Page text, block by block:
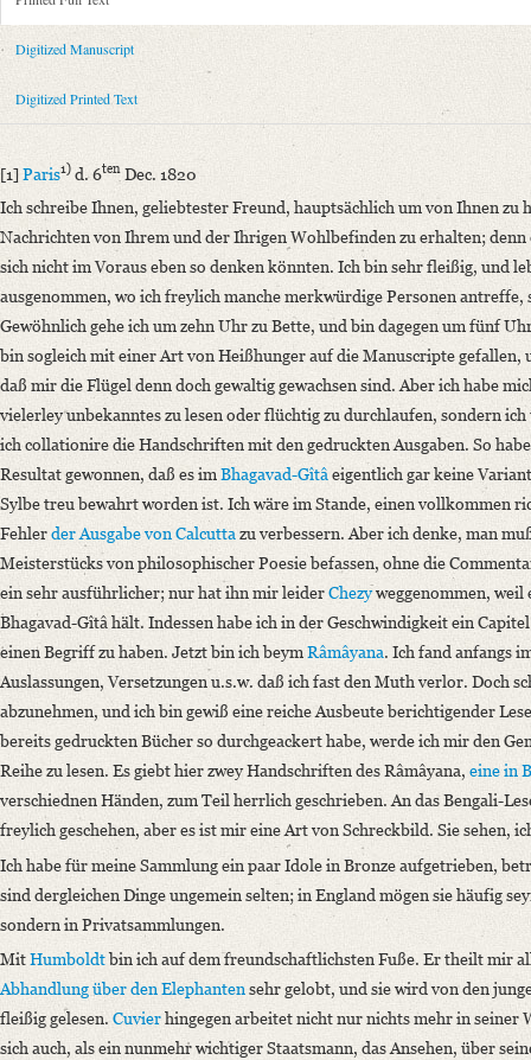
Sender: August Wilhelm von Schlegel
Recipient: Karl Josef Hieronymus Windischmann
Place of Dispatch: Paris
Place of Destination: Bonn
Notations: Absende- und Empfangsort erschlossen.
Printed Text
Provider: Dresden, Sächsische Landesbibliothek - Staats- und
OAI Id: 343347008
Bibliography: Briefe von und an August Wilhelm Schlegel.
Incipit: „[1] Paris1) d. 6ten Dec. 1820
Ich schreibe Ihnen, geliebtester Freund, hauptsächlich um von Ihnen
Manuscript
Provider: Dresden, Sächsische Landesbibliothek - Staats- und
OAI Id: DE-611-37212
Classification Number: Mscr.Dresd.e.90,XX,Bd.8,Nr.76(1)
Number of Pages: 4 S. auf Doppelbl., hs.
Format: 23,2 x 18,7 cm
Language
German
Digitized Manuscript
Digitized Printed Text
[1]Paris1) d. 6ten Dec. 1820
Ich schreibe Ihnen, geliebtester Freund, hauptsächlich um von Ihnen
Nachrichten von Ihrem und der Ihrigen Wohlbefinden zu erhalten; denn
sich nicht im Voraus eben so denken könnten. Ich bin sehr fleißig, und
ausgenommen, wo ich freylich manche merkwürdige Personen antreffe,
Gewöhnlich gehe ich um zehn Uhr zu Bette, und bin dagegen um fünf
bin sogleich mit einer Art von Heißhunger auf die Manuscripte gefallen,
daß mir die Flügel denn doch gewaltig gewachsen sind. Aber ich habe
vielerley unbekanntes zu lesen oder flüchtig zu durchlaufen, sondern
ich collationire die Handschriften mit den gedruckten Ausgaben. So
Resultat gewonnen, daß es imBhagavad-Gîtâ eigentlich gar keine
Sylbe treu bewahrt worden ist. Ich wäre im Stande, einen vollkommen
Fehlerder Ausgabe vonCalcutta zu verbessern. Aber ich denke, man
Meisterstücks von philosophischer Poesie befassen, ohne die
ein sehr ausführlicher; nur hat ihn mir leiderChezyweggenommen, weil
Bhagavad-Gîtâ hält. Indessen habe ich in der Geschwindigkeit ein
einen Begriff zu haben. Jetzt bin ich beymRâmâyana. Ich fand anfangs
Auslassungen, Versetzungen u.s.w. daß ich fast den Muth verlor. Doch
abzunehmen, und ich bin gewiß eine reiche Ausbeute berichtigender
bereits gedruckten Bücher so durchgeackert habe, werde ich mir den
Reihe zu lesen. Es giebt hier zwey Handschriften des Râmâyana, eine in
verschiednen Händen, zum Teil herrlich geschrieben. An das Bengali-
freylich geschehen, aber es ist mir eine Art von Schreckbild. Sie sehen,
Ich habe für meine Sammlung ein paar Idole in Bronze aufgetrieben,
sind dergleichen Dinge ungemein selten; in England mögen sie häufig
sondern in Privatsammlungen.
MitHumboldtbin ich auf dem freundschaftlichsten Fuße. Er theilt mir
Abhandlung über den Elephantensehr gelobt, und sie wird von den
fleißig gelesen. Cuvierhingegen arbeitet nicht nur nichts mehr in seiner
sich auch, als ein nunmehr wichtiger Staatsmann, das Ansehen, über